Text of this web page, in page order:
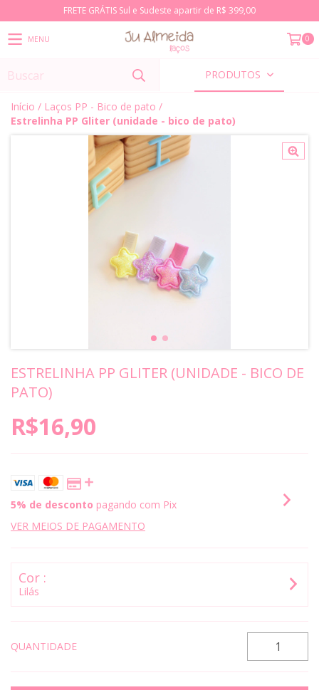
FRETE GRÁTIS Sul e Sudeste apartir de R$ 399,00
MENU 0
PRODUTOS
Início / Laços PP - Bico de pato /
Estrelinha PP Gliter (unidade - bico de pato)
ESTRELINHA PP GLITER (UNIDADE - BICO DE
PATO)
R$16,90
5% de desconto pagando com Pix
VER MEIOS DE PAGAMENTO
Cor :
Lilás
QUANTIDADE